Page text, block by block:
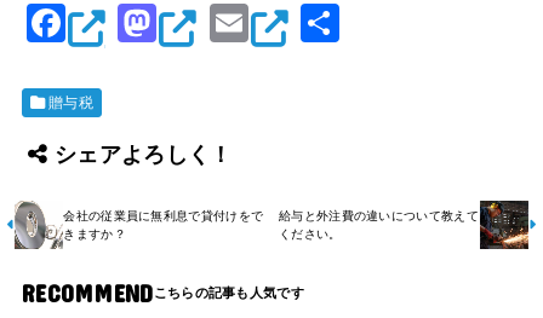
F
a
c
e
b
o
o
k
M
a
o
d
o
E
m
贈与税
シェアよろしく！
会社の従業員に無利息で貸付けをで
きますか？
給与と外注費の違いについて教えて
ください。
RECOMMEND